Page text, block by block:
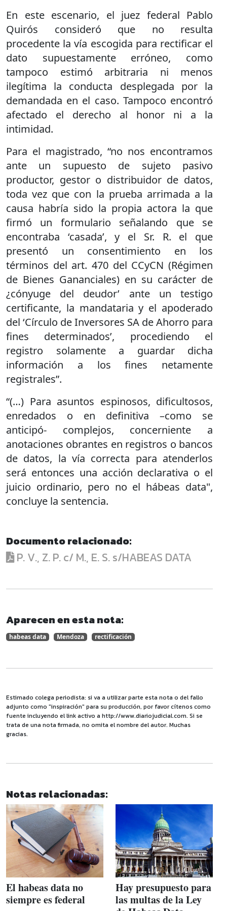
En este escenario, el juez federal Pablo
Quirós consideró que no resulta
procedente la vía escogida para rectificar el
dato supuestamente erróneo, como
tampoco estimó arbitraria ni menos
ilegítima la conducta desplegada por la
demandada en el caso. Tampoco encontró
afectado el derecho al honor ni a la
intimidad.
Para el magistrado, “no nos encontramos
ante un supuesto de sujeto pasivo
productor, gestor o distribuidor de datos,
toda vez que con la prueba arrimada a la
causa habría sido la propia actora la que
firmó un formulario señalando que se
encontraba ‘casada’, y el Sr. R. el que
presentó un consentimiento en los
términos del art. 470 del CCyCN (Régimen
de Bienes Gananciales) en su carácter de
¿cónyuge del deudor’ ante un testigo
certificante, la mandataria y el apoderado
del ‘Círculo de Inversores SA de Ahorro para
fines determinados’, procediendo el
registro solamente a guardar dicha
información a los fines netamente
registrales”.
“(…) Para asuntos espinosos, dificultosos,
enredados o en definitiva –como se
anticipó- complejos, concerniente a
anotaciones obrantes en registros o bancos
de datos, la vía correcta para atenderlos
será entonces una acción declarativa o el
juicio ordinario, pero no el hábeas data",
concluye la sentencia.
Documento relacionado:
P. V., Z. P. c/ M., E. S. s/HABEAS DATA
Aparecen en esta nota:
habeas data Mendoza rectificación
Estimado colega periodista: si va a utilizar parte esta nota o del fallo
adjunto como "inspiración" para su producción, por favor cítenos como
fuente incluyendo el link activo a http://www.diariojudicial.com. Si se
trata de una nota firmada, no omita el nombre del autor. Muchas
gracias.
Notas relacionadas:
El habeas data no
siempre es federal
Hay presupuesto para
las multas de la Ley